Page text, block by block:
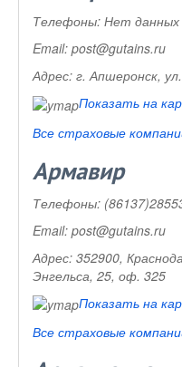
Телефоны: Нет данных
Email: post@gutains.ru
Адрес: г. Апшеронск,
Показать на
Все страховые
Армавир
Телефоны:
Email: post@gutains.ru
Адрес: 352900,
Энгельса, 25, оф. 325
Показать на
Все страховые